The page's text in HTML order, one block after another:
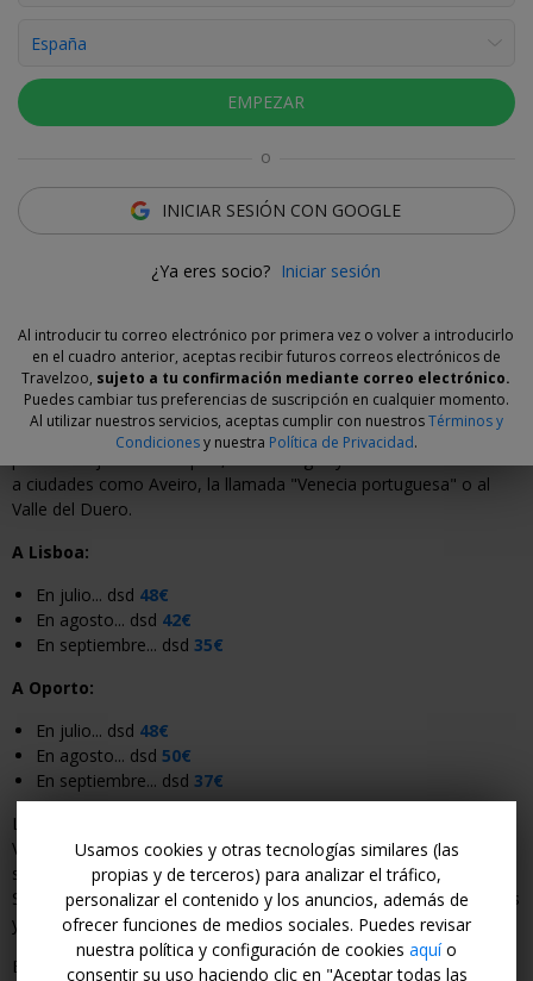
Una oportunidad de escaparte a Portugal a un precio
muy rebajado.
Portugal es uno de esos destinos que siempre aparecen en el
radar de los viajeros españoles cuando llega el verano. Está
cerca, tiene vuelos directos desde muchos aeropuertos y permite
incluso para volar en julio, agosto y septiembre.
La clave está en comparar fechas y no limitarse solo a los fines
de semana. Lisboa funciona muy bien para una escapada urbana
con miradores, terrazas y buena gastronomía. Oporto es perfecta
para un viaje más tranquilo, con bodegas y excursiones cercanas
a ciudades como Aveiro, la llamada "Venecia portuguesa" o al
Valle del Duero.
A Lisboa:
En julio... dsd 48€
En agosto... dsd 42€
En septiembre... dsd 35€
A Oporto:
En julio... dsd 48€
En agosto... dsd 50€
En septiembre... dsd 37€
Los vuelos están operados por easyJet, Ryanair, TAP Portugal,
Volotea, Iberia, Air Europa o Vueling, según ruta y aeropuerto de
salida. Para facilitar tu búsqueda, los enlaces te redirigen a
Skyscanner. Allí podrás cambiar tu ciudad de salida, ajustar fechas
y comprobar si te compensa volar entre semana.
Encontrarás estas tarifas en el calendario para volar entre julio
Usamos cookies y otras tecnologías similares (las
propias y de terceros) para analizar el tráfico,
personalizar el contenido y los anuncios, además de
ofrecer funciones de medios sociales. Puedes revisar
nuestra política y configuración de cookies aquío
consentir su uso haciendo clic en "Aceptar todas las
EMPEZAR
o
INICIAR SESIÓN CON GOOGLE
¿Ya eres socio? Iniciar sesión
Al introducir tu correo electrónico por primera vez o volver a introducirlo
en el cuadro anterior, aceptas recibir futuros correos electrónicos de
Travelzoo, sujeto a tu confirmación mediante correo electrónico.
Puedes cambiar tus preferencias de suscripción en cualquier momento.
Al utilizar nuestros servicios, aceptas cumplir con nuestrosTérminos y
Condicionesy nuestra Política de Privacidad.